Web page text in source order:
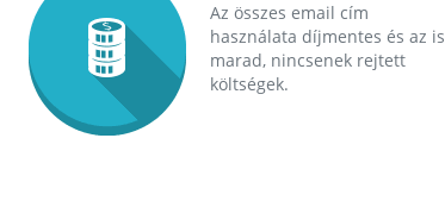
Az összes email cím
használata díjmentes és az is
marad, nincsenek rejtett
költségek.